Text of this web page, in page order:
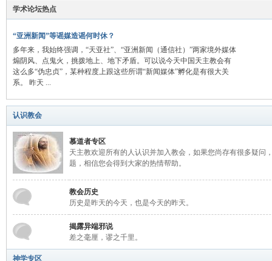
教
学术论坛热点
“亚洲新闻”等谣媒造谣何时休？
多年来，我始终强调，“天亚社”、“亚洲新闻（通信社）”两家境外媒体
煽阴风、点鬼火，挑拨地上、地下矛盾。可以说今天中国天主教会有
这么多“伪忠贞”，某种程度上跟这些所谓“新闻媒体”孵化是有很大关
系。 昨天 ...
认识教会
慕道者专区
天主教欢迎所有的人认识并加入教会，如果您尚存有很多疑问
题，相信您会得到大家的热情帮助。
教会历史
历史是昨天的今天，也是今天的昨天。
揭露异端邪说
差之毫厘，谬之千里。
神学专区